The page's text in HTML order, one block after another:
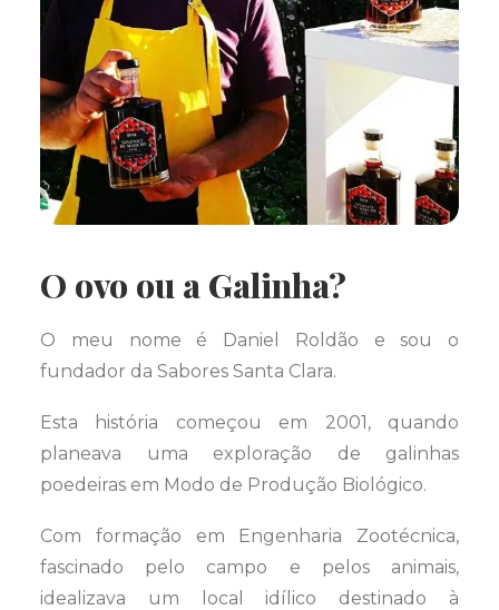
O ovo ou a Galinha?
O meu nome é Daniel Roldão e sou o
fundador da Sabores Santa Clara.
Esta história começou em 2001, quando
planeava uma exploração de galinhas
poedeiras em Modo de Produção Biológico.
Com formação em Engenharia Zootécnica,
fascinado pelo campo e pelos animais,
idealizava um local idílico destinado à